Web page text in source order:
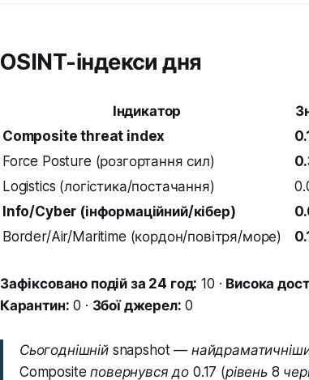
OSINT-індекси дня
Індикатор
Composite threat index
Force Posture (розгортання сил)
Logistics (логістика/постачання)
Info/Cyber (інформаційний/кібер)
Border/Air/Maritime (кордон/повітря/море)
Зафіксовано подій за 24 год: 10 · Висока
Карантин: 0 · Збої джерел: 0
Сьогоднішній snapshot —
Composite повернувся до 0.17 (рівень 8